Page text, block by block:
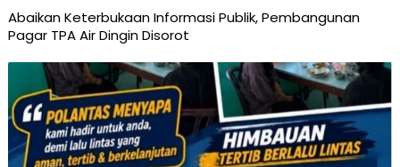
Abaikan Keterbukaan Informasi Publik, Pembangunan
Pagar TPA Air Dingin Disorot